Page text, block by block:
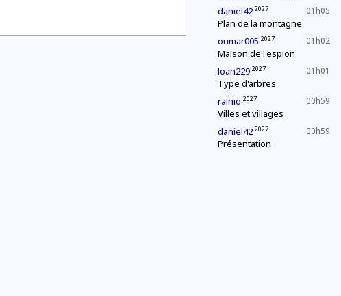
01h05
daniel42 2027
Plan de la montagne
01h02
oumar005 2027
Maison de l'espion
01h01
loan229 2027
Type d'arbres
00h59
rainio 2027
Villes et villages
00h59
daniel42 2027
Présentation